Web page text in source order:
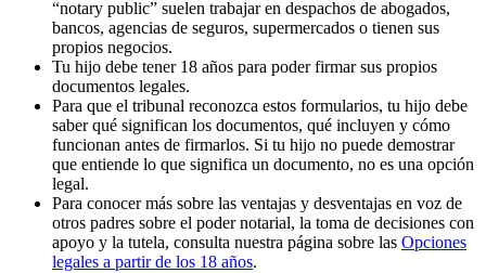
“notary public” suelen trabajar en despachos de abogados,
bancos, agencias de seguros, supermercados o tienen sus
propios negocios.
Tu hijo debe tener 18 años para poder firmar sus propios
documentos legales.
Para que el tribunal reconozca estos formularios, tu hijo debe
saber qué significan los documentos, qué incluyen y cómo
funcionan antes de firmarlos. Si tu hijo no puede demostrar
que entiende lo que significa un documento, no es una opción
legal.
Para conocer más sobre las ventajas y desventajas en voz de
otros padres sobre el poder notarial, la toma de decisiones con
apoyo y la tutela, consulta nuestra página sobre las Opciones
legales a partir de los 18 años.